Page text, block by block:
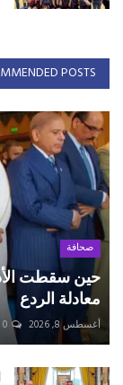
POSTS
صحافة
حين سقطت
معادلة الردع
أغسطس 8, 2026 0